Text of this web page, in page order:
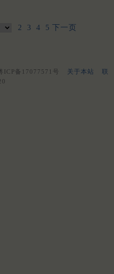
2 3 4 5 下一页
ICP备17077571号 关于本站
联